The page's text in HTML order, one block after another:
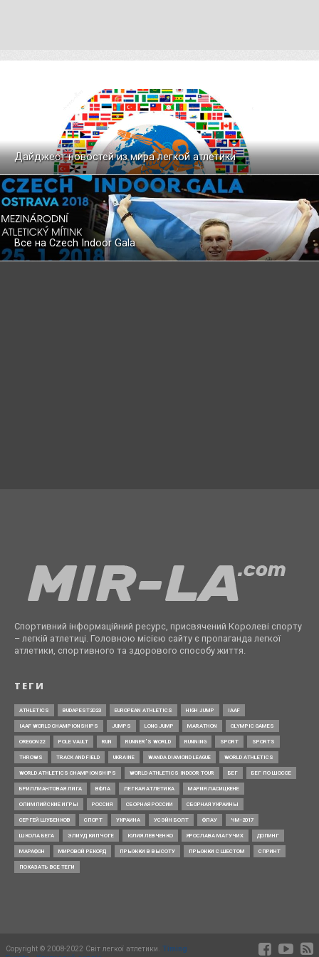
Дайджест новостей из мира легкой атлетики
Все на Czech Indoor Gala
Спортивний інформаційний ресурс, присвячений Королеві спорту
– легкій атлетиці. Головною місією сайту є пропаганда легкої
атлетики, спортивного та здорового способу життя.
ТЕГИ
ATHLETICS BUDAPEST2023 EUROPEAN ATHLETICS HIGH JUMP IAAF
IAAF WORLD CHAMPIONSHIPS JUMPS LONG JUMP MARATHON OLYMPIC GAMES
OREGON22 POLE VAULT RUN RUNNER’S WORLD RUNNING SPORT SPORTS
THROWS TRACK AND FIELD UKRAINE WANDA DIAMOND LEAGUE WORLD ATHLETICS
WORLD ATHLETICS CHAMPIONSHIPS WORLD ATHLETICS INDOOR TOUR БЕГ БЕГ ПО ШОССЕ
БРИЛЛИАНТОВАЯ ЛИГА ВФЛА ЛЕГКАЯ АТЛЕТИКА МАРИЯ ЛАСИЦКЕНЕ
ОЛИМПИЙСКИЕ ИГРЫ РОССИЯ СБОРНАЯ РОССИИ СБОРНАЯ УКРАИНЫ
СЕРГЕЙ ШУБЕНКОВ СПОРТ УКРАИНА УСЭЙН БОЛТ ФЛАУ ЧМ-2017
ШКОЛА БЕГА ЭЛИУД КИПЧОГЕ ЮЛИЯ ЛЕВЧЕНКО ЯРОСЛАВА МАГУЧИХ ДОПИНГ
МАРАФОН МИРОВОЙ РЕКОРД ПРЫЖКИ В ВЫСОТУ ПРЫЖКИ С ШЕСТОМ СПРИНТ
ПОКАЗАТЬ ВСЕ ТЕГИ
Copyright © 2008-2022 Світ легкої атлетики. Timing